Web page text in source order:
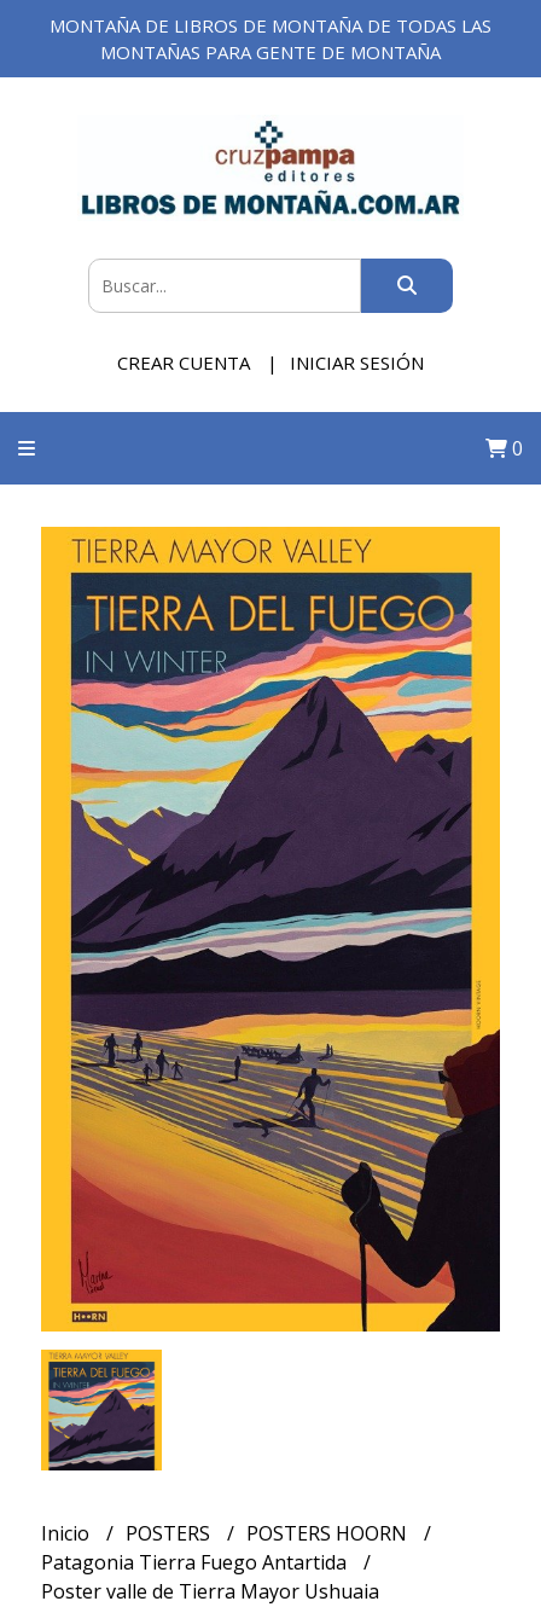
MONTAÑA DE LIBROS DE MONTAÑA DE TODAS LAS
MONTAÑAS PARA GENTE DE MONTAÑA
CREAR CUENTA INICIAR SESIÓN
0
Inicio POSTERS
POSTERS HOORN
Patagonia Tierra Fuego Antartida
Poster valle de Tierra Mayor Ushuaia